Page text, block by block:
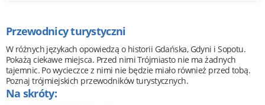
Przewodnicy turystyczni
W różnych językach opowiedzą o historii Gdańska, Gdyni i Sopotu.
Pokażą ciekawe miejsca. Przed nimi Trójmiasto nie ma żadnych
tajemnic. Po wycieczce z nimi nie będzie miało również przed tobą.
Poznaj trójmiejskich przewodników turystycznych.
Na skróty: